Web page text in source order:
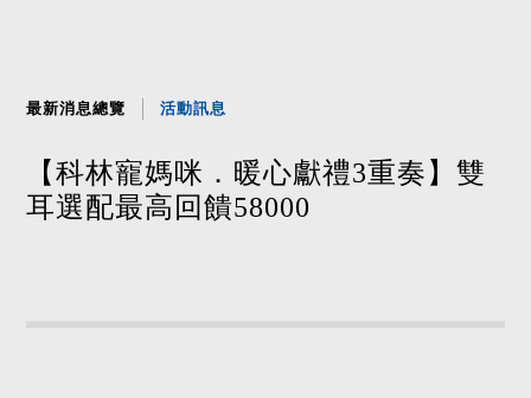
最新消息總覽 活動訊息
【科林寵媽咪．暖心獻禮3重奏】雙
耳選配最高回饋58000